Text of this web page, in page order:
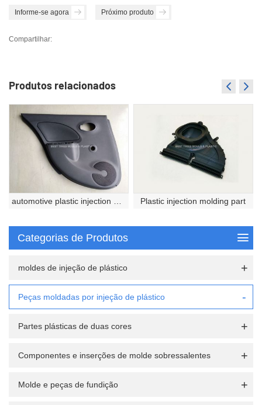
Informe-se agora Próximo produto
Compartilhar:
Produtos relacionados
Plastic injection molding part
Categorias de Produtos
moldes de injeção de plástico
Peças moldadas por injeção de plástico
Partes plásticas de duas cores
Componentes e inserções de molde sobressalentes
Molde e peças de fundição